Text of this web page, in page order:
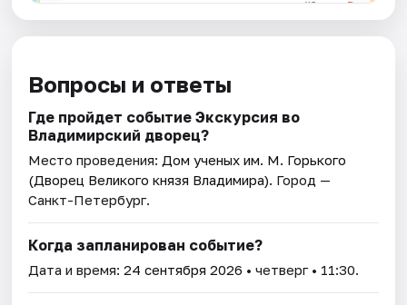
Вопросы и ответы
Где пройдет событие Экскурсия во
Владимирский дворец?
Место проведения: Дом ученых им. М. Горького
(Дворец Великого князя Владимира). Город —
Санкт-Петербург.
Когда запланирован событие?
Дата и время:24 сентября 2026 • четверг • 11:30.